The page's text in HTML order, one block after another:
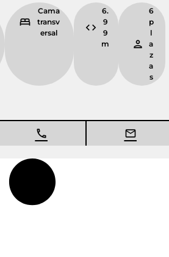
Cama
transv
ersal
6.
9
9
m
6
p
l
a
z
a
s